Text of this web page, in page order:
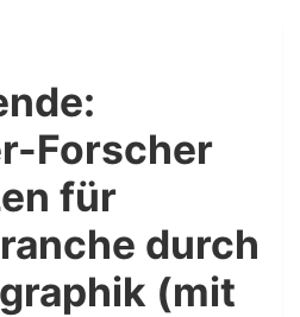
Forscher
für
durch
(mit